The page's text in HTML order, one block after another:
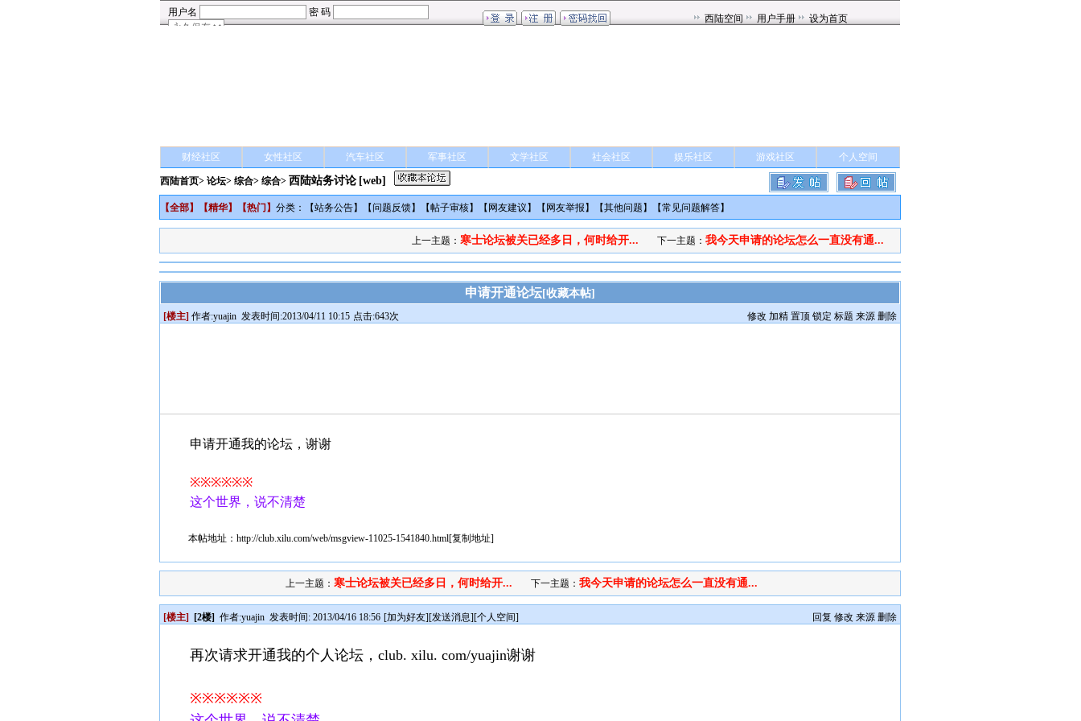
财经社区 女性社区 汽车社区 军事社区 文学社区 社会社区 娱乐社区 游戏社区 个人空间
西陆首页> 论坛> 综合> 综合> 西陆站务讨论 [web]
【全部】【精华】【热门 】 分类：【站务公告】【问题反馈】【帖子审核】【 网友建议 】【 网友举报 】【其他问题 】【常见问题解答】
上一主题： 寒士论坛被关已经多日，何时给开... 下一主题： 我今天申请的论坛怎么一直没有通...
申请开通论坛[收藏本帖]
[楼主] 作者:yuajin 发表时间:2013/04/11 10:15 修改 加精 置顶 锁定 标题 来源 删除
点击:643次
申请开通我的论坛，谢谢
※※※※※※
这个世界，说不清楚
本帖地址： http://club.xilu.com/web/msgview-11025-1541840.html[复制地址]
上一主题：寒士论坛被关已经多日，何时给开... 下一主题：我今天申请的论坛怎么一直没有通...
[楼主] [2楼] 作者:yuajin 发表时间: 2013/04/16 18:56 [加为好友][发送消息][个人空间] 回复 修改 来源 删除
再次请求开通我的个人论坛，club. xilu. com/yuajin谢谢
※※※※※※